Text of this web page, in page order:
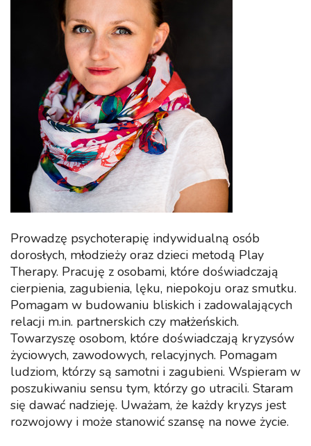
Prowadzę psychoterapię indywidualną osób
dorosłych, młodzieży oraz dzieci metodą Play
Therapy. Pracuję z osobami, które doświadczają
cierpienia, zagubienia, lęku, niepokoju oraz smutku.
Pomagam w budowaniu bliskich i zadowalających
relacji m.in. partnerskich czy małżeńskich.
Towarzyszę osobom, które doświadczają kryzysów
życiowych, zawodowych, relacyjnych. Pomagam
ludziom, którzy są samotni i zagubieni. Wspieram w
poszukiwaniu sensu tym, którzy go utracili. Staram
się dawać nadzieję. Uważam, że każdy kryzys jest
rozwojowy i może stanowić szansę na nowe życie.